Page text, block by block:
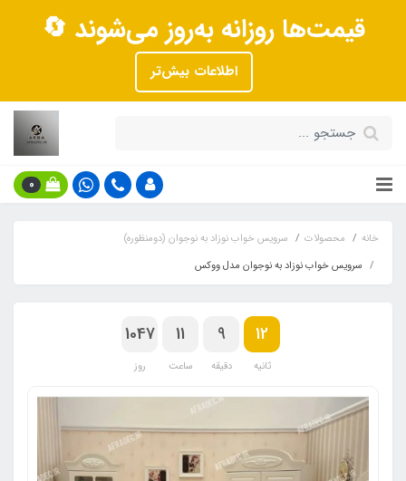
قیمت‌ها روزانه به‌روز می‌شوند 🔄
اطلاعات بیش‌تر
0
خانه محصولات
سرویس خواب نوزاد به نوجوان (دومنظوره)
سرویس خواب نوزاد به نوجوان مدل ووکس
1047
روز
11
ساعت
9
دقیقه
12
ثانیه